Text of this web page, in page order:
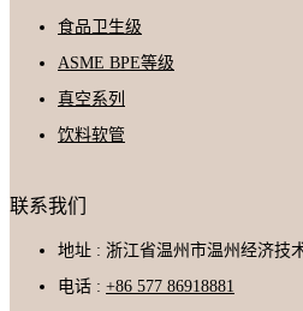
食品卫生级
ASME BPE等级
真空系列
饮料软管
联系我们
地址 : 浙江省温州市温州经济技
电话 : +86 577 86918881